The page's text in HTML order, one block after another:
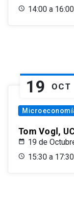
14:00 a 16:00
19 OCT
Tom Vogl,
19 de
15:30 a 17:30